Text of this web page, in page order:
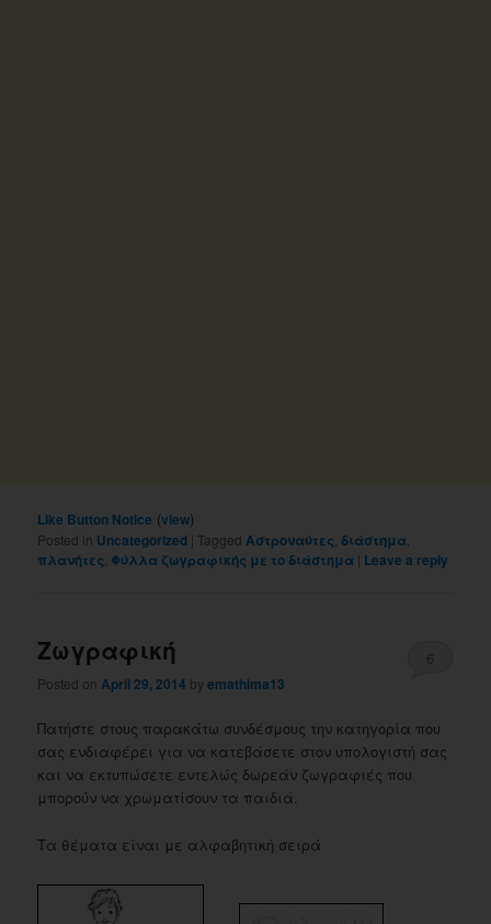
Like Button Notice (view)
Posted in Uncategorized | Tagged Αστροναύτες ,διάστημα
πλανήτες Φύλλα ζωγραφικής με το διάστημα | Leave a reply
Ζωγραφική
Posted on April 29, 2014 byemathima13
6
Πατήστε στους παρακάτω συνδέσμους την κατηγορία που
σας ενδιαφέρει για να κατεβάσετε στον υπολογιστή σας
και να εκτυπώσετε εντελώς δωρεάν ζωγραφιές που
μπορούν να χρωματίσουν τα παιδιά.
Τα θέματα είναι με αλφαβητική σειρά